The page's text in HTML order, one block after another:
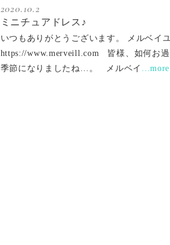
2020.10.2
ミニチュアドレス♪
いつもありがとうございます。 メルベイ
https://www.merveill.com 皆様、如何お
季節になりましたね…。 メルベイ ...more